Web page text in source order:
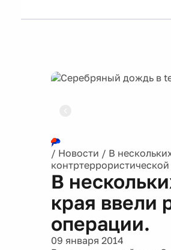
/ Новости / В
В
края ввели
операции.
09 января 2014